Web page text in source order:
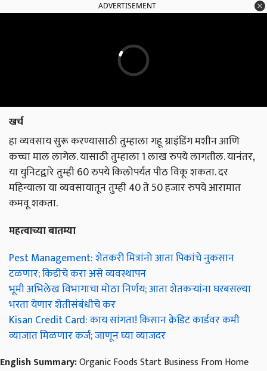
ADVERTISEMENT
खर्च
हा व्यवसाय सुरू करण्यासाठी तुम्हाला गहू ग्राइंडिंग मशीन आणि
कच्चा माल लागेल. यासाठी तुम्हाला 1 लाख रुपये लागतील. यानंतर,
या युनिटद्वारे तुम्ही 60 रुपये किलोपर्यंत पीठ विकू शकता. दर
महिन्याला या व्यवसायातून तुम्ही 40 ते 50 हजार रुपये आरामात
कमवू शकता.
महत्वाच्या बातम्या
Pest Management: शेतकरी मित्रांनो आता पिकांचे नुकसान
टळणार; किडीचे करा असे व्यवस्थापन
भूमी अभिलेख विभागाचा मोठा निर्णय; आता शेतकऱ्यांना घरबसल्या
भरता येणार शेतीसंबंधीचे कर
Kisan Credit Card: काय सांगता! किसान क्रेडिट कार्डवर कमी
व्याजात मिळणार कर्ज; जाणून घ्या व्याजदर
English Summary:Organic Foods Start Business From Home